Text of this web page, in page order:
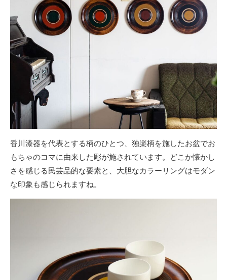
香川漆器を代表とする柄のひとつ、独楽柄を施したお盆でお
もちゃのコマに由来した彫が施されています。どこか懐かし
さを感じる民芸品的な要素と、大胆なカラーリングはモダン
な印象も感じられますね。